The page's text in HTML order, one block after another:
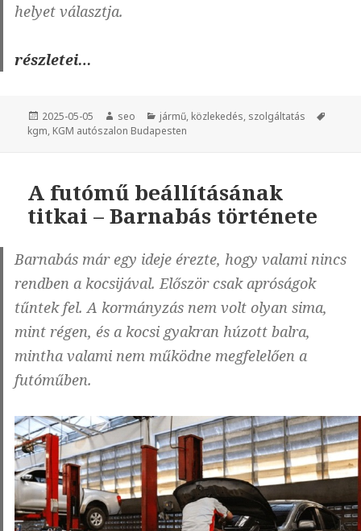
helyet választja.
Az
világa
régi
álmok
részletei…
Közzétéve
2025-05-05 Szerző
seo Kategória
jármű, közlekedés, szolgáltatás
kgm, KGM autószalon Budapesten
A futómű beállításának
titkai – Barnabás története
Barnabás már egy ideje érezte, hogy valami nincs
rendben a kocsijával. Először csak apróságok
tűntek fel. A kormányzás nem volt olyan sima,
mint régen, és a kocsi gyakran húzott balra,
mintha valami nem működne megfelelően a
futóműben.